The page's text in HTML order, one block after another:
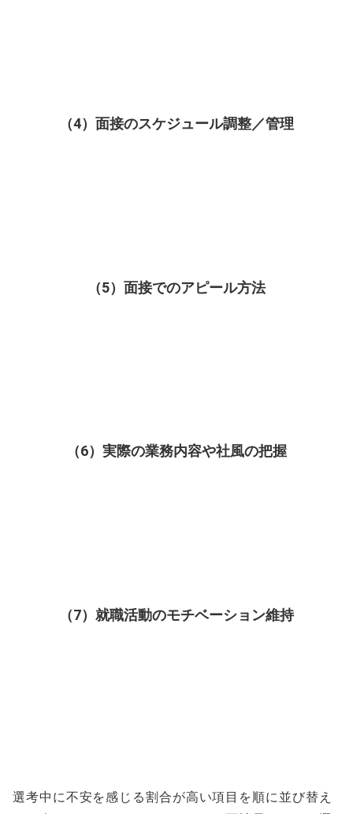
（4）面接のスケジュール調整／管理
（5）面接でのアピール方法
（6）実際の業務内容や社風の把握
（7）就職活動のモチベーション維持
選考中に不安を感じる割合が高い項目を順に並び替え